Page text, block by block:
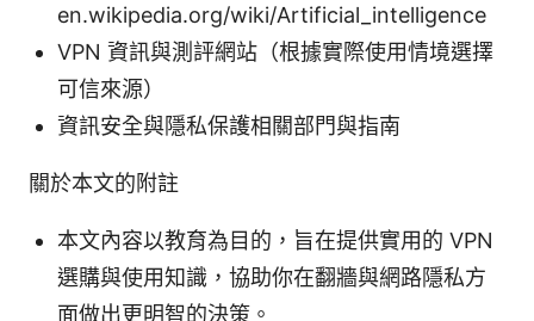
en.wikipedia.org/wiki/Artificial_intelligence
VPN 資訊與測評網站（根據實際使用情境選擇
可信來源）
資訊安全與隱私保護相關部門與指南
關於本文的附註
本文內容以教育為目的，旨在提供實用的 VPN
選購與使用知識，協助你在翻牆與網路隱私方
面做出更明智的決策。